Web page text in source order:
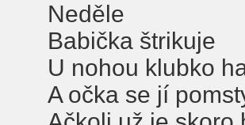
Neděle
Babička štrikuje
U nohou klubko
A očka se jí